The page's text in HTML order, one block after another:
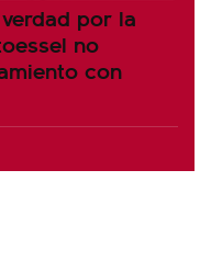
por la
no
con